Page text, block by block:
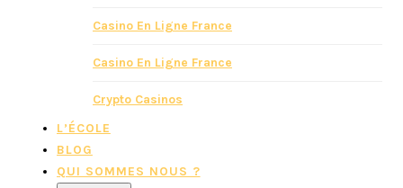
Casino En Ligne France
Casino En Ligne France
Crypto Casinos
L’ÉCOLE
BLOG
QUI SOMMES NOUS ?